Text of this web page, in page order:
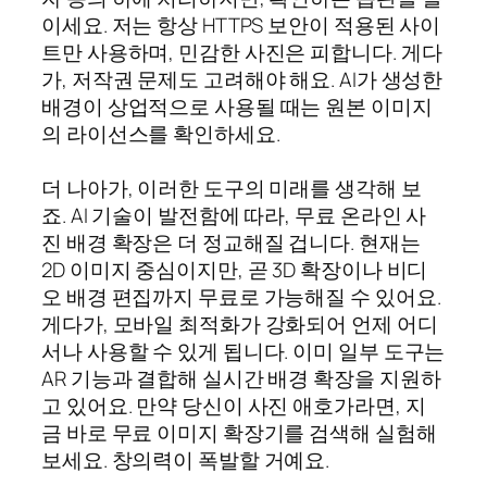
이세요. 저는 항상 HTTPS 보안이 적용된 사이
트만 사용하며, 민감한 사진은 피합니다. 게다
가, 저작권 문제도 고려해야 해요. AI가 생성한
배경이 상업적으로 사용될 때는 원본 이미지
의 라이선스를 확인하세요.
더 나아가, 이러한 도구의 미래를 생각해 보
죠. AI 기술이 발전함에 따라, 무료 온라인 사
진 배경 확장은 더 정교해질 겁니다. 현재는
2D 이미지 중심이지만, 곧 3D 확장이나 비디
오 배경 편집까지 무료로 가능해질 수 있어요.
게다가, 모바일 최적화가 강화되어 언제 어디
서나 사용할 수 있게 됩니다. 이미 일부 도구는
AR 기능과 결합해 실시간 배경 확장을 지원하
고 있어요. 만약 당신이 사진 애호가라면, 지
금 바로 무료 이미지 확장기를 검색해 실험해
보세요. 창의력이 폭발할 거예요.